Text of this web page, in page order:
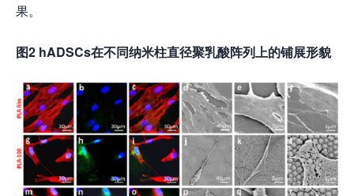
果。
图2 hADSCs在不同纳米柱直径聚乳酸阵列上的铺展形貌